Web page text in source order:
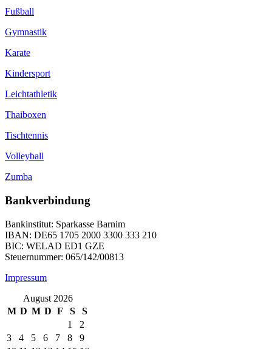
Fußball
Gymnastik
Karate
Kindersport
Leichtathletik
Thaiboxen
Tischtennis
Volleyball
Zumba
Bankverbindung
Bankinstitut: Sparkasse Barnim
IBAN: DE65 1705 2000 3300 333 210
BIC: WELAD ED1 GZE
Steuernummer: 065/142/00813
Impressum
August 2026
M D M D F S
S
1
2
3
4 5 6 7 8
9